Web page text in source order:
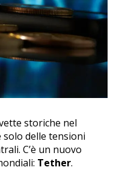
storiche nel
solo delle tensioni
C’è un nuovo
Tether.